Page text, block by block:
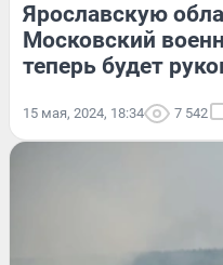
Ярославскую
Московский
теперь будет
15 мая, 2024, 18:34 7 542